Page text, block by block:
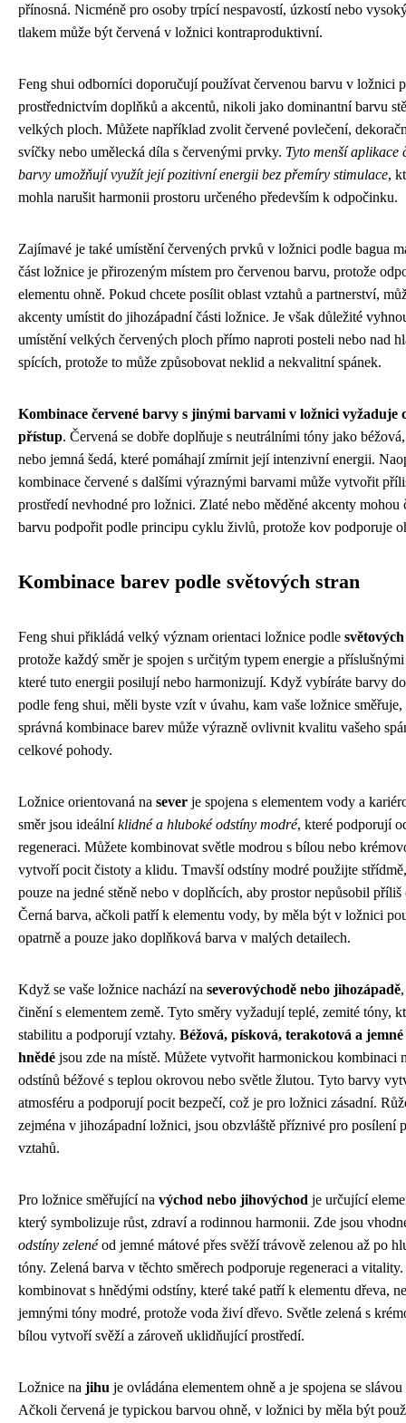
přínosná. Nicméně pro osoby trpící nespavostí, úzkostí nebo
tlakem může být červená v ložnici kontraproduktivní.
Feng shui odborníci doporučují používat červenou barvu v ložnici
prostřednictvím doplňků a akcentů, nikoli jako dominantní barvu
velkých ploch. Můžete například zvolit červené povlečení,
svíčky nebo umělecká díla s červenými prvky. Tyto menší aplikace
barvy umožňují využít její pozitivní energii bez přemíry stimulace,
mohla narušit harmonii prostoru určeného především k odpočinku.
Zajímavé je také umístění červených prvků v ložnici podle bagua
část ložnice je přirozeným místem pro červenou barvu, protože
elementu ohně. Pokud chcete posílit oblast vztahů a partnerství,
akcenty umístit do jihozápadní části ložnice. Je však důležité
umístění velkých červených ploch přímo naproti posteli nebo nad
spících, protože to může způsobovat neklid a nekvalitní spánek.
Kombinace červené barvy s jinými barvami v ložnici vyžaduje
přístup. Červená se dobře doplňuje s neutrálními tóny jako
nebo jemná šedá, které pomáhají zmírnit její intenzivní energii.
kombinace červené s dalšími výraznými barvami může vytvořit
prostředí nevhodné pro ložnici. Zlaté nebo měděné akcenty mohou
barvu podpořit podle principu cyklu živlů, protože kov podporuje
Kombinace barev podle světových stran
Feng shui přikládá velký význam orientaci ložnice podle
protože každý směr je spojen s určitým typem energie a
které tuto energii posilují nebo harmonizují. Když vybíráte barvy
podle feng shui, měli byste vzít v úvahu, kam vaše ložnice směřuje,
správná kombinace barev může výrazně ovlivnit kvalitu vašeho
celkové pohody.
Ložnice orientovaná na sever je spojena s elementem vody a
směr jsou ideálníklidné a hluboké odstíny modré, které podporují
regeneraci. Můžete kombinovat světle modrou s bílou nebo
vytvoří pocit čistoty a klidu. Tmavší odstíny modré použijte
pouze na jedné stěně nebo v doplňcích, aby prostor nepůsobil příliš
Černá barva, ačkoli patří k elementu vody, by měla být v ložnici
opatrně a pouze jako doplňková barva v malých detailech.
Když se vaše ložnice nachází na severovýchodě nebo jihozápadě
činění s elementem země. Tyto směry vyžadují teplé, zemité tóny,
stabilitu a podporují vztahy. Béžová, písková, terakotová a
hnědé jsou zde na místě. Můžete vytvořit harmonickou kombinaci
odstínů béžové s teplou okrovou nebo světle žlutou. Tyto barvy
atmosféru a podporují pocit bezpečí, což je pro ložnici zásadní.
zejména v jihozápadní ložnici, jsou obzvláště příznivé pro posílení
vztahů.
Pro ložnice směřující na východ nebo jihovýchod je určující
který symbolizuje růst, zdraví a rodinnou harmonii. Zde jsou
odstíny zelenéod jemné mátové přes svěží trávově zelenou až po
tóny. Zelená barva v těchto směrech podporuje regeneraci a
kombinovat s hnědými odstíny, které také patří k elementu dřeva,
jemnými tóny modré, protože voda živí dřevo. Světle zelená s
bílou vytvoří svěží a zároveň uklidňující prostředí.
Ložnice na jihu je ovládána elementem ohně a je spojena se
Ačkoli červená je typickou barvou ohně, v ložnici by měla být